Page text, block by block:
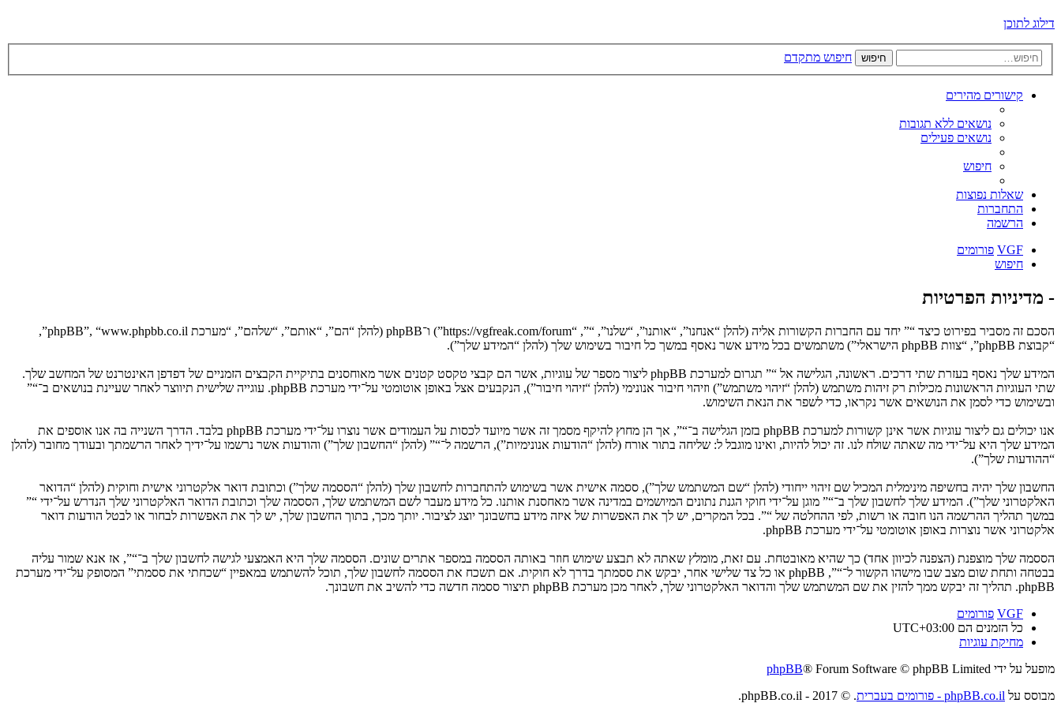
דילוג לתוכן
חיפוש חיפוש מתקדם
קישורים מהירים
נושאים ללא תגובות
נושאים פעילים
חיפוש
שאלות נפוצות
התחברות
הרשמה
VGF פורומים
חיפוש
- מדיניות הפרטיות
הסכם זה מסביר בפירוט כיצד “” יחד עם החברות הקשורות אליה (להלן “אנחנו”, “אותנו”, “שלנו”, “”, “https://vgfreak.com/forum”) ו־phpBB (להלן “הם”, “אותם”, “שלהם”, “מערכת phpBB”, “www.phpbb.co.il”,
“קבוצת phpBB”, “צוות phpBB הישראלי”) משתמשים בכל מידע אשר נאסף במשך כל חיבור בשימוש שלך (להלן “המידע שלך”).
המידע שלך נאסף בעזרת שתי דרכים. ראשונה, הגלישה אל “” תגרום למערכת phpBB ליצור מספר של עוגיות, אשר הם קבצי טקסט קטנים אשר מאוחסנים בתיקיית הקבצים הזמניים של דפדפן האינטרנט של המחשב שלך.
שתי העוגיות הראשונות מכילות רק זיהות משתמש (להלן “זיהוי משתמש”) וזיהוי חיבור אנונימי (להלן “זיהוי חיבור”), הנקבעים אצל באופן אוטומטי על־ידי מערכת phpBB. עוגייה שלישית תיווצר לאחר שעיינת בנושאים ב־“”
ובשימוש כדי לסמן את הנושאים אשר נקראו, כדי לשפר את הנאת השימוש.
אנו יכולים גם ליצור עוגיות אשר אינן קשורות למערכת phpBB בזמן הגלישה ב־“”, אך הן מחוץ להיקף מסמך זה אשר מיועד לכסות על העמודים אשר נוצרו על־ידי מערכת phpBB בלבד. הדרך השנייה בה אנו אוספים את
המידע שלך היא על־ידי מה שאתה שולח לנו. זה יכול להיות, ואינו מוגבל ל: שליחה בתור אורח (להלן “הודעות אנונימיות”), הרשמה ל־“” (להלן “החשבון שלך”) והודעות אשר נרשמו על־ידיך לאחר הרשמתך ובעודך מחובר (להלן
“ההודעות שלך”).
החשבון שלך יהיה בחשיפה מינימלית המכיל שם זיהוי ייחודי (להלן “שם המשתמש שלך”), ססמה אישית אשר בשימוש להתחברות לחשבון שלך (להלן “הססמה שלך”) וכתובת דואר אלקטרוני אישית וחוקית (להלן “הדואר
האלקטרוני שלך”). המידע שלך לחשבון שלך ב־“” מוגן על־ידי חוקי הגנת נתונים המיושמים במדינה אשר מאחסנת אותנו. כל מידע מעבר לשם המשתמש שלך, הססמה שלך וכתובת הדואר האלקטרוני שלך הנדרש על־ידי “”
במשך תהליך ההרשמה הנו חובה או רשות, לפי ההחלטה של “”. בכל המקרים, יש לך את האפשרות של איזה מידע בחשבונך יוצג לציבור. יותך מכך, בתוך החשבון שלך, יש לך את האפשרות לבחור או לבטל הודעות דואר
אלקטרוני אשר נוצרות באופן אוטומטי על־ידי מערכת phpBB.
הססמה שלך מוצפנת (הצפנה לכיוון אחד) כך שהיא מאובטחת. עם זאת, מומלץ שאתה לא תבצע שימוש חוזר באותה הססמה במספר אתרים שונים. הססמה שלך היא האמצעי לגישה לחשבון שלך ב־“”, אז אנא שמור עליה
בבטחה ותחת שום מצב שבו מישהו הקשור ל־“”, phpBB או כל צד שלישי אחר, יבקש את ססמתך בדרך לא חוקית. אם תשכח את הססמה לחשבון שלך, תוכל להשתמש במאפיין “שכחתי את ססמתי” המסופק על־ידי מערכת
phpBB. תהליך זה יבקש ממך להזין את שם המשתמש שלך והדואר האלקטרוני שלך, לאחר מכן מערכת phpBB תיצור ססמה חדשה כדי להשיב את חשבונך.
VGF פורומים
כל הזמנים הם UTC+03:00
מחיקת עוגיות
מופעל על ידי
phpBB® Forum Software © phpBB Limited
מבוסס על phpBB.co.il - פורומים בעברית . © 2017 - phpBB.co.il.